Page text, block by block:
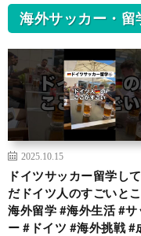
海外サッカー・留
2025.10.15
ドイツサッカー留学し
だドイツ人のすごいと
海外留学 #海外生活 #サ
ー #ドイツ #海外挑戦 #